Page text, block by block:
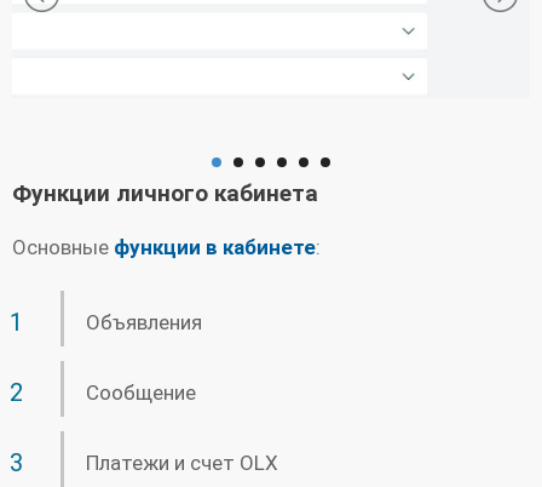
Функции личного кабинета
Основные функции в кабинете:
Объявления
Сообщение
Платежи и счет OLX